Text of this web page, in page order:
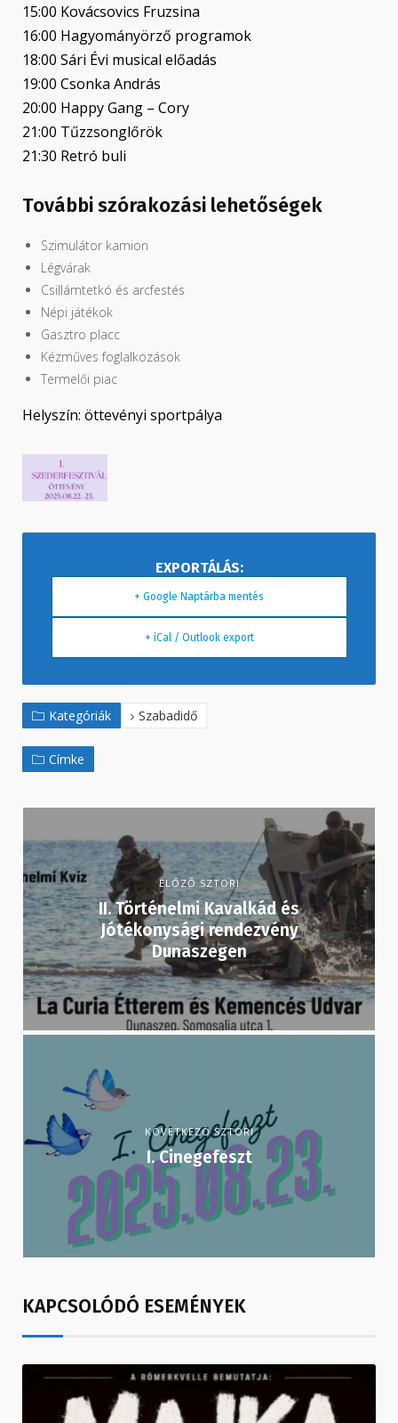
15:00 Kovácsovics Fruzsina
16:00 Hagyományörző programok
18:00 Sári Évi musical előadás
19:00 Csonka András
20:00 Happy Gang – Cory
21:00 Tűzzsonglőrök
21:30 Retró buli
További szórakozási lehetőségek
Szimulátor kamion
Légvárak
Csillámtetkó és arcfestés
Népi játékok
Gasztro placc
Kézműves foglalkozások
Termelői piac
Helyszín: öttevényi sportpálya
+ Google Naptárba mentés
+ iCal / Outlook export
Kategóriák Szabadidő
Címke
ELŐZŐ SZTORI
II. Történelmi Kavalkád és
Jótékonysági rendezvény
Dunaszegen
KÖVETKEZŐ SZTORI
I. Cinegefeszt
KAPCSOLÓDÓ ESEMÉNYEK